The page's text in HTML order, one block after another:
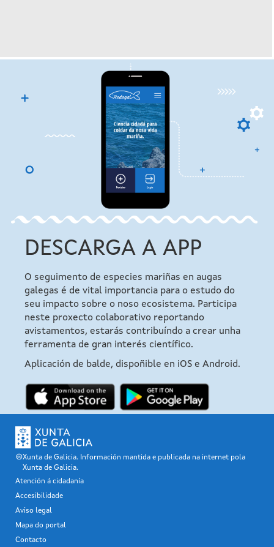
DESCARGA A APP
O seguimento de especies mariñas en augas
galegas é de vital importancia para o estudo do
seu impacto sobre o noso ecosistema. Participa
neste proxecto colaborativo reportando
avistamentos, estarás contribuíndo a crear unha
ferramenta de gran interés científico.
Aplicación de balde, dispoñible en iOS e Android.
Xunta de Galicia. Información mantida e publicada na internet pola
Xunta de Galicia.
Atención á cidadanía
Accesibilidade
Aviso legal
Mapa do portal
Contacto